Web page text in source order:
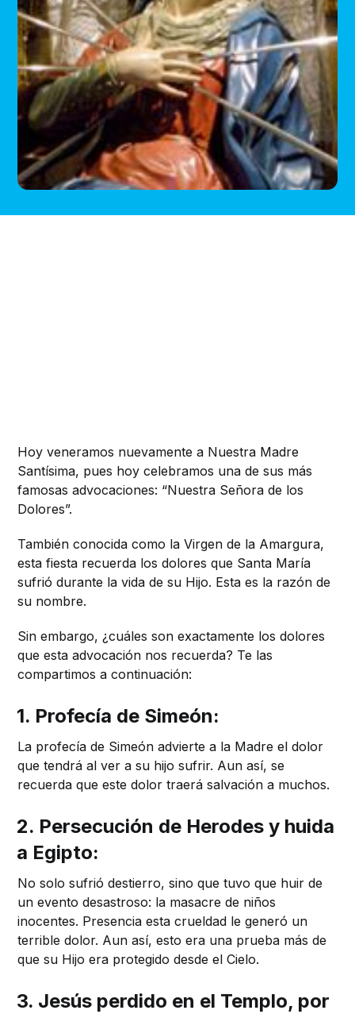
Hoy veneramos nuevamente a Nuestra Madre
Santísima, pues hoy celebramos una de sus más
famosas advocaciones: “Nuestra Señora de los
Dolores”.
También conocida como la Virgen de la Amargura,
esta fiesta recuerda los dolores que Santa María
sufrió durante la vida de su Hijo. Esta es la razón de
su nombre.
Sin embargo, ¿cuáles son exactamente los dolores
que esta advocación nos recuerda? Te las
compartimos a continuación:
1. Profecía de Simeón:
La profecía de Simeón advierte a la Madre el dolor
que tendrá al ver a su hijo sufrir. Aun así, se
recuerda que este dolor traerá salvación a muchos.
2. Persecución de Herodes y huida
a Egipto:
No solo sufrió destierro, sino que tuvo que huir de
un evento desastroso: la masacre de niños
inocentes. Presencia esta crueldad le generó un
terrible dolor. Aun así, esto era una prueba más de
que su Hijo era protegido desde el Cielo.
3. Jesús perdido en el Templo, por